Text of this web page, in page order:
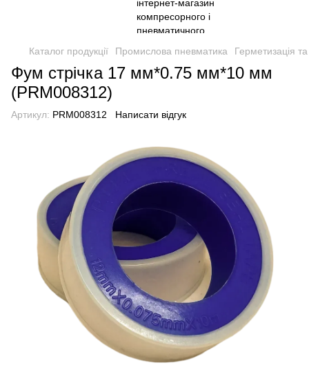
Каталог продукції Промислова пневматика Герметизація
Фум стрічка 17 мм*0.75 мм*10 мм
(PRM008312)
Артикул: PRM008312 Написати відгук